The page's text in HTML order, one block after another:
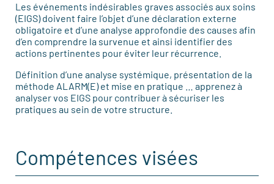
Les événements indésirables graves associés aux soins
(EIGS) doivent faire l’objet d’une déclaration externe
obligatoire et d’une analyse approfondie des causes afin
d’en comprendre la survenue et ainsi identifier des
actions pertinentes pour éviter leur récurrence.
Définition d’une analyse systémique, présentation de la
méthode ALARM(E) et mise en pratique … apprenez à
analyser vos EIGS pour contribuer à sécuriser les
pratiques au sein de votre structure.
Compétences visées